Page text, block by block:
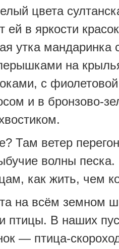
цвета
ей в яркости
утка мандаринка
на
с
и в бронзово-
Там ветер
волны
как жить, чем
на всём земном
птицы. В наших
— птица-